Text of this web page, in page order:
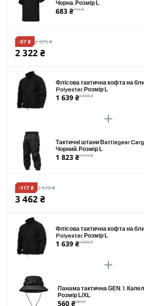
Чорна. Розмір L
683 ₴719 ₴
-57 ₴ 2 379 ₴
2 322 ₴
Флісова тактична кофта на
Polyester. Розмір L
1 639 ₴1 660 ₴
Тактичні штани Battlegear
Чорний. Розмір L
1 823 ₴1 919 ₴
-117 ₴ 3 579 ₴
3 462 ₴
Флісова тактична кофта на
Polyester. Розмір L
1 639 ₴1 660 ₴
Панама тактична GEN. 1.
Розмір L/XL
560 ₴589 ₴